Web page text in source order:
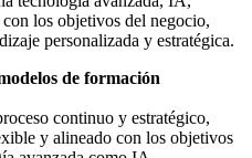
los objetivos del negocio,
personalizada y estratégica.
de formación
continuo y estratégico,
y alineado con los objetivos